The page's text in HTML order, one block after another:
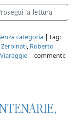
la lettura
categoria | tag:
Zerbinati, Roberto
| commenti: